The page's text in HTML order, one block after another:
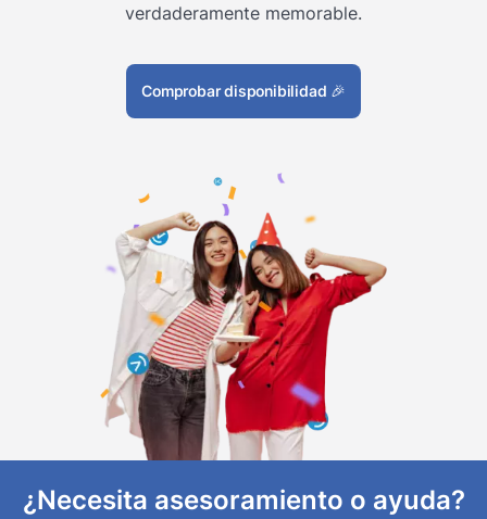
verdaderamente memorable.
Comprobar disponibilidad 🎉
¿Necesita asesoramiento o ayuda?